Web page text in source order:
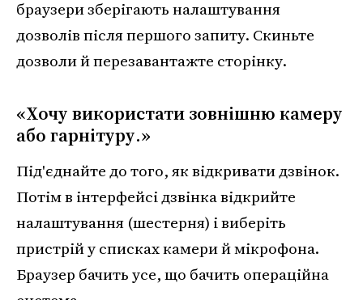
браузери зберігають налаштування
дозволів після першого запиту. Скиньте
дозволи й перезавантажте сторінку.
«Хочу використати зовнішню камеру
або гарнітуру.»
Під'єднайте до того, як відкривати дзвінок.
Потім в інтерфейсі дзвінка відкрийте
налаштування (шестерня) і виберіть
пристрій у списках камери й мікрофона.
Браузер бачить усе, що бачить операційна